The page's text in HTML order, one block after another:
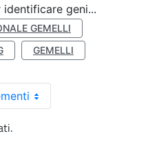
geni...
GEMELLI
GEMELLI